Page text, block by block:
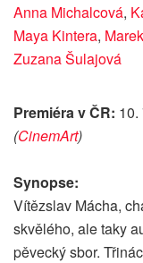
Anna Michalcová,
Maya Kintera,
Zuzana Šulajová
Premiéra v ČR: 10.
(CinemArt)
Synopse:
Vítězslav Mácha,
skvělého, ale taky
pěvecký sbor.